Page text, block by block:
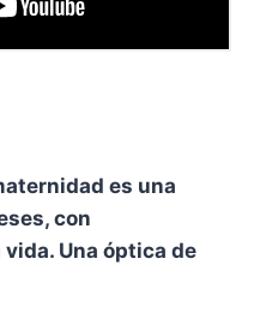
es una
con
Una óptica de